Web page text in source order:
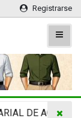
Registrarse
DE AGRINOVA